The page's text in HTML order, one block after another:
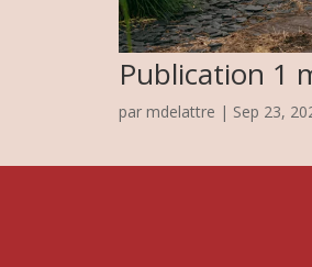
Publication 1
par mdelattre | Sep 23,